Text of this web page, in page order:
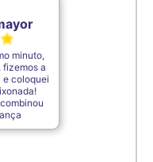
minuto,
fizemos a
e coloquei